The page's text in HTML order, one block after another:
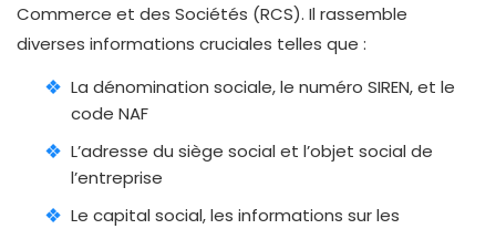
Commerce et des Sociétés (RCS). Il rassemble
diverses informations cruciales telles que :
La dénomination sociale, le numéro SIREN, et le
code NAF
L’adresse du siège social et l’objet social de
l’entreprise
Le capital social, les informations sur les